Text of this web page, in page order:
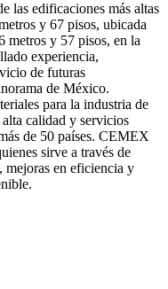
las edificaciones más altas
y 67 pisos, ubicada
metros y 57 pisos, en la
experiencia,
de futuras
de México.
para la industria de
calidad y servicios
de 50 países. CEMEX
sirve a través de
mejoras en eficiencia y